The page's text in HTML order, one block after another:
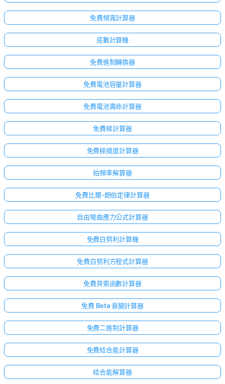
免費頻寬計算器
底數計算機
免費進制轉換器
免費電池容量計算器
免費電池壽命計算器
免費樑計算器
免費樑撓度計算器
拍頻率解算器
免費比爾-朗伯定律計算器
自由彎曲應力公式計算器
免費白努利計算機
免費白努利方程式計算器
免費貝索函數計算器
免費 Beta 衰變計算器
免費二進制計算器
免費結合能計算器
結合能解算器